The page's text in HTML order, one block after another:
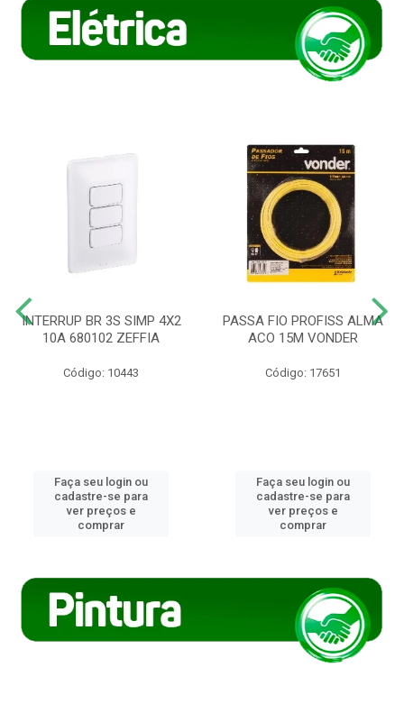
INTERRUP BR 3S SIMP 4X2
10A 680102 ZEFFIA
Código: 10443
Faça seu login ou
cadastre-se para
ver preços e
comprar
PASSA FIO PROFISS ALMA
ACO 15M VONDER
Código: 17651
Faça seu login ou
cadastre-se para
ver preços e
comprar